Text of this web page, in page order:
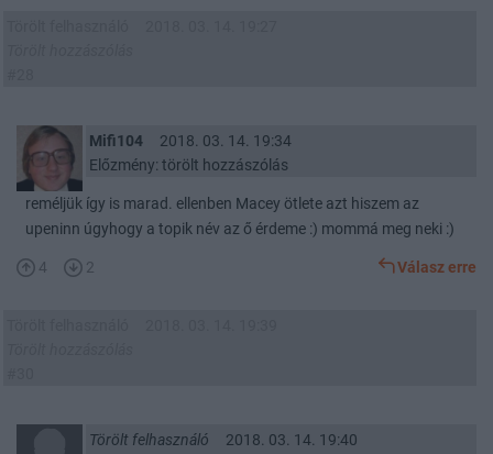
Mifi104
2018. 03. 14. 19:34
Előzmény: törölt hozzászólás
reméljük így is marad. ellenben Macey ötlete azt hiszem az
upeninn úgyhogy a topik név az ő érdeme :) mommá meg neki :)
4 2 Válasz erre
Törölt felhasználó
2018. 03. 14. 19:40